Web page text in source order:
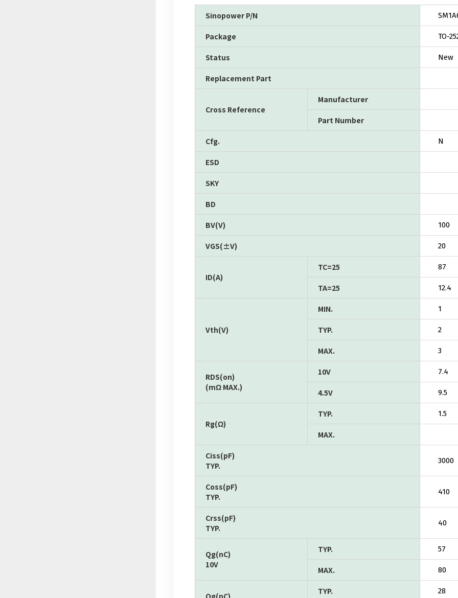
Sinopower P/N
Package TO-
Status New
Replacement Part
Cross Reference
Manufacturer
Part Number
Cfg. N
ESD
SKY
BD
BV(V) 100
VGS(±V) 20
ID(A)
TC=25 87
TA=25 12.4
Vth(V)
MIN. 1
TYP. 2
MAX. 3
RDS(on)
(mΩ MAX.)
10V 7.4
4.5V 9.5
Rg(Ω)
TYP. 1.5
MAX.
Ciss(pF)
TYP.
3000
Coss(pF)
TYP.
410
Crss(pF)
TYP.
40
Qg(nC)
10V
TYP. 57
MAX. 80
Qg(nC)
TYP. 28